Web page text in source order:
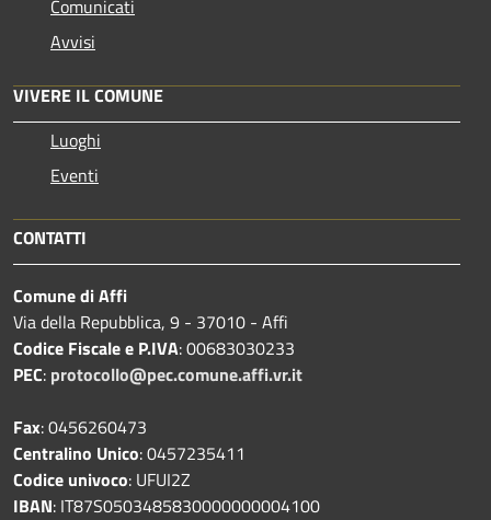
Comunicati
Avvisi
VIVERE IL COMUNE
Luoghi
Eventi
CONTATTI
Comune di Affi
Via della Repubblica, 9 - 37010 - Affi
Codice Fiscale e P.IVA: 00683030233
PEC: protocollo@pec.comune.affi.vr.it
Fax: 0456260473
Centralino Unico: 0457235411
Codice univoco: UFUI2Z
IBAN: IT87S0503485830000000004100